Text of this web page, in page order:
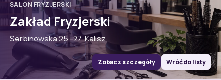
SALON FRYZJERSKI
Zakład Fryzjerski
Serbinowska 25 -27, Kalisz
Zobacz szczegóły Wróć do listy